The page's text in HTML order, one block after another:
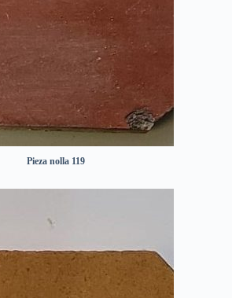
Pieza nolla 119